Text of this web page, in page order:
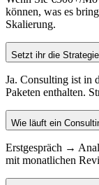
können, was es
Skalierung.
Setzt ihr die
Ja. Consulting ist
Paketen enthalten.
Wie läuft ein
Erstgespräch →
mit monatlichen